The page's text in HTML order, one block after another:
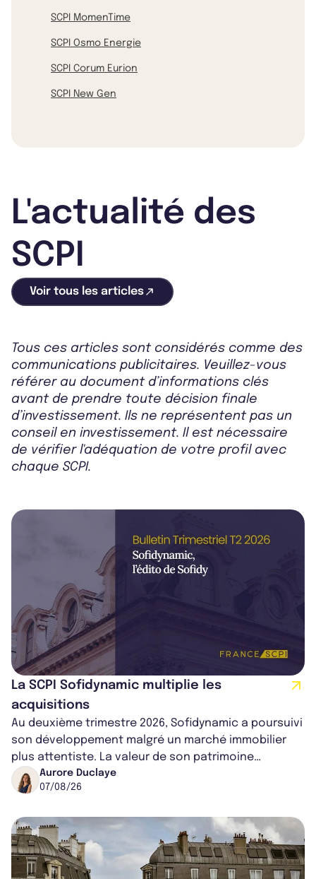
SCPI MomenTime
SCPI Osmo Energie
SCPI Corum Eurion
SCPI New Gen
L'actualité des
SCPI
Voir tous les articles
Tous ces articles sont considérés comme des
communications publicitaires. Veuillez-vous
référer au document d’informations clés
avant de prendre toute décision finale
d’investissement. Ils ne représentent pas un
conseil en investissement. Il est nécessaire
de vérifier l'adéquation de votre profil avec
chaque SCPI.
La SCPI Sofidynamic multiplie les
acquisitions
Au deuxième trimestre 2026, Sofidynamic a poursuivi
son développement malgré un marché immobilier
plus attentiste. La valeur de son patrimoine
progresse de 3,8% à périmètre constan...
Aurore Duclaye
07/08/26